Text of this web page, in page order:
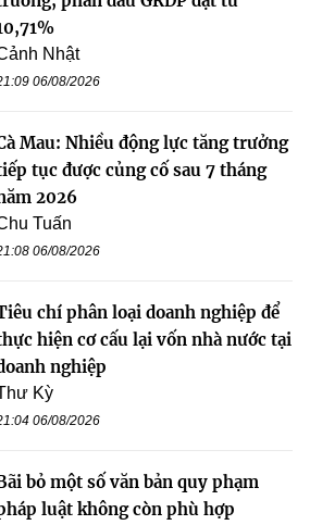
Nhật
06/08/2026
Mau: Nhiều động lực tăng trưởng
tục được củng cố sau 7 tháng
2026
Tuấn
06/08/2026
chí phân loại doanh nghiệp để
hiện cơ cấu lại vốn nhà nước tại
nghiệp
Kỳ
06/08/2026
bỏ một số văn bản quy phạm
luật không còn phù hợp